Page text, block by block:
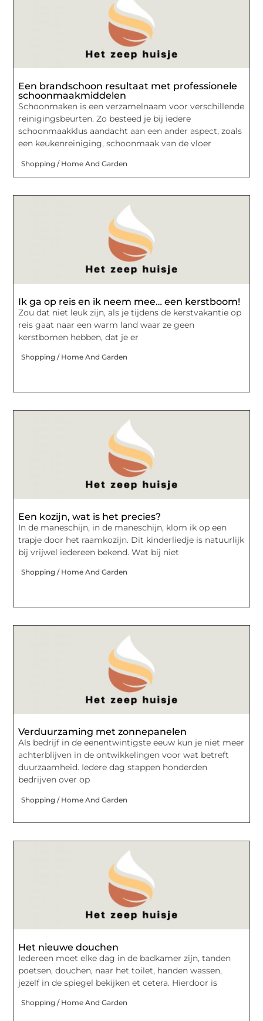
Een brandschoon resultaat met professionele
schoonmaakmiddelen
Schoonmaken is een verzamelnaam voor verschillende
reinigingsbeurten. Zo besteed je bij iedere
schoonmaakklus aandacht aan een ander aspect, zoals
een keukenreiniging, schoonmaak van de vloer
Shopping / Home And Garden
Ik ga op reis en ik neem mee… een kerstboom!
Zou dat niet leuk zijn, als je tijdens de kerstvakantie op
reis gaat naar een warm land waar ze geen
kerstbomen hebben, dat je er
Shopping / Home And Garden
Een kozijn, wat is het precies?
In de maneschijn, in de maneschijn, klom ik op een
trapje door het raamkozijn. Dit kinderliedje is natuurlijk
bij vrijwel iedereen bekend. Wat bij niet
Shopping / Home And Garden
Verduurzaming met zonnepanelen
Als bedrijf in de eenentwintigste eeuw kun je niet meer
achterblijven in de ontwikkelingen voor wat betreft
duurzaamheid. Iedere dag stappen honderden
bedrijven over op
Shopping / Home And Garden
Het nieuwe douchen
Iedereen moet elke dag in de badkamer zijn, tanden
poetsen, douchen, naar het toilet, handen wassen,
jezelf in de spiegel bekijken et cetera. Hierdoor is
Shopping / Home And Garden